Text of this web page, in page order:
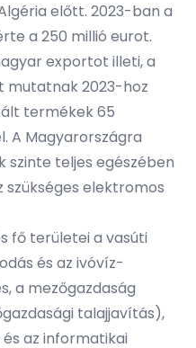
előtt. 2023-ban a
a 250 millió eurot.
exportot illeti, a
mutatnak 2023-hoz
termékek 65
A Magyarországra
teljes egészében
elektromos
fő területei a vasúti
és az ivóvíz-
a mezőgazdaság
talajjavítás),
az informatikai